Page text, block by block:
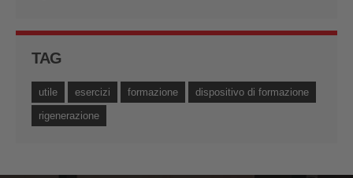
TAG
utile esercizi formazione
dispositivo di formazione
rigenerazione